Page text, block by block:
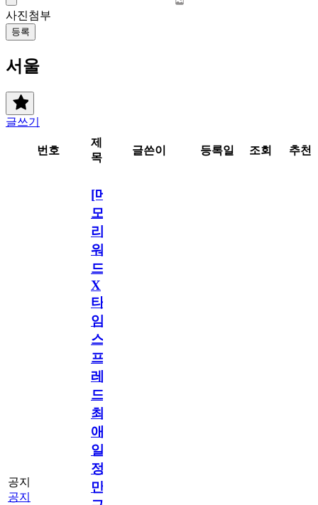
사진첨부
등록
서울
글쓰기
번호
제
목
글쓴이 등록일 조회 추천
공지
공지
[메
모
리
워
드
X
타
임
스
프
레
드]
최
애
일
정
만